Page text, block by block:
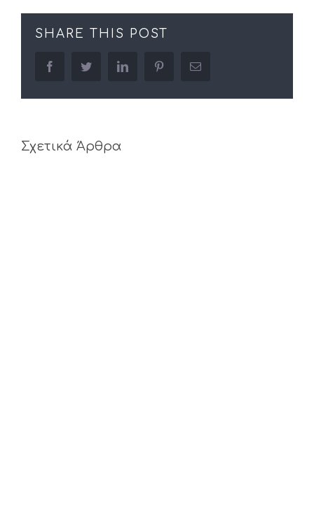
SHARE THIS POST
facebooktwitter linkedin pinterestEmail
Σχετικά Άρθρα